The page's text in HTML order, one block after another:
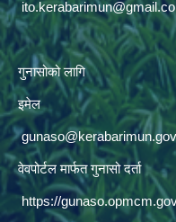
गुनासोको लागि
इमेल
वेवपोर्टल मार्फत गुनासो दर्ता
https://